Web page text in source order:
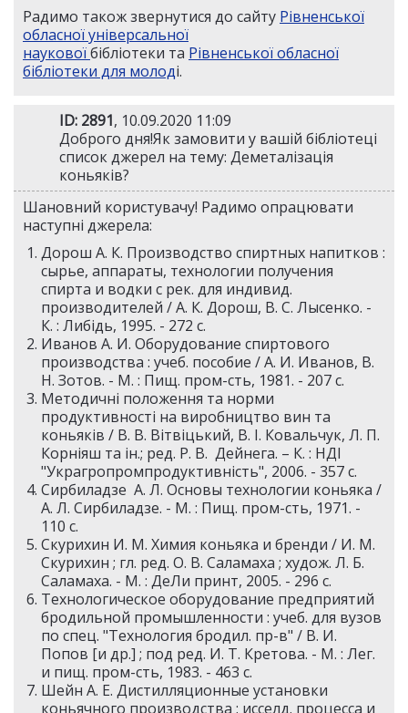
Радимо також звернутися до сайту Рівненської
обласної універсальної
науковоїбібліотеки та Рівненської обласної
бібліотеки для молоді.
ID: 2891, 10.09.2020 11:09
Доброго дня!Як замовити у вашій бібліотеці
список джерел на тему: Деметалізація
коньяків?
Шановний користувачу! Радимо опрацювати
наступні джерела:
Дорош А. К. Производство спиртных напитков :
сырье, аппараты, технологии получения
спирта и водки с рек. для индивид.
производителей / А. К. Дорош, В. С. Лысенко. -
К. : Либідь, 1995. - 272 c.
Иванов А. И. Оборудование спиртового
производства : учеб. пособие / А. И. Иванов, В.
Н. Зотов. - М. : Пищ. пром-сть, 1981. - 207 c.
Методичні положення та норми
продуктивності на виробництво вин та
коньяків / В. В. Вітвіцький, В. І. Ковальчук, Л. П.
Корніяш та ін.; ред. Р. В. Дейнега. – К. : НДІ
"Украгропромпродуктивність", 2006. - 357 с.
Сирбиладзе А. Л. Основы технологии коньяка /
А. Л. Сирбиладзе. - М. : Пищ. пром-сть, 1971. -
110 c.
Скурихин И. М. Химия коньяка и бренди / И. М.
Скурихин ; гл. ред. О. В. Саламаха ; худож. Л. Б.
Саламаха. - М. : ДеЛи принт, 2005. - 296 с.
Технологическое оборудование предприятий
бродильной промышленности : учеб. для вузов
по спец. "Технология бродил. пр-в" / В. И.
Попов [и др.] ; под ред. И. Т. Кретова. - М. : Лег.
и пищ. пром-сть, 1983. - 463 c.
Шейн А. Е. Дистилляционные установки
коньячного производства : исселд. процесса и